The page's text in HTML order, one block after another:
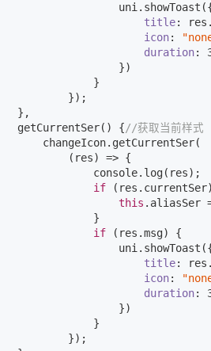
title:
icon:
duration:
})
}
});
},
getCurrentSer() {
//获取当前样式
changeIcon.getCurrentSer(
( res) => {
console.log(res);
if
this .aliasSer
}
if (res.msg) {
title:
icon:
duration:
})
}
});